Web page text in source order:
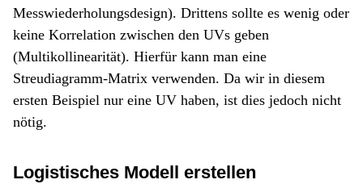
Messwiederholungsdesign). Drittens sollte es wenig oder
keine Korrelation zwischen den UVs geben
(Multikollinearität). Hierfür kann man eine
Streudiagramm-Matrix verwenden. Da wir in diesem
ersten Beispiel nur eine UV haben, ist dies jedoch nicht
nötig.
Logistisches Modell erstellen